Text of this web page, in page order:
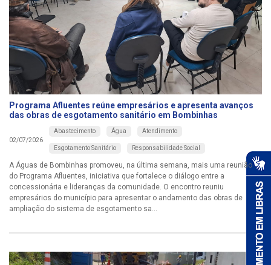
Programa Afluentes reúne empresários e apresenta avanços
das obras de esgotamento sanitário em Bombinhas
02/07/2026
Abastecimento Água Atendimento
Esgotamento Sanitário Responsabilidade Social
A Águas de Bombinhas promoveu, na última semana, mais uma reunião
do Programa Afluentes, iniciativa que fortalece o diálogo entre a
concessionária e lideranças da comunidade. O encontro reuniu
empresários do município para apresentar o andamento das obras de
ampliação do sistema de esgotamento sa...